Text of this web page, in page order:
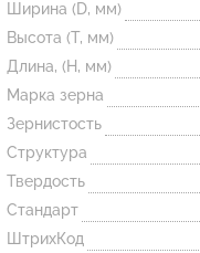
Огнеупорные
изделия
Скачать
Тигель
Муфель
Черпак
Ширина (D, мм)
Высота (T, мм)
Длина, (H, мм)
Марка зерна
Зернистость
Структура
Твердость
Стандарт
ШтрихКод